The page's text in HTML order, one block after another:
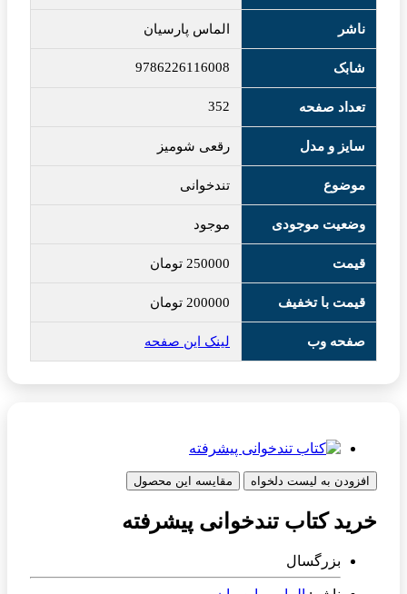
ناشر الماس پارسیان
شابک 9786226116008
تعداد صفحه 352
سایز و مدل رقعی شومیز
موضوع تندخوانی
وضعیت موجودی موجود
قیمت 250000 تومان
قیمت با تخفیف 200000 تومان
صفحه وب لینک این صفحه
افزودن به لیست دلخواه مقایسه این محصول
خرید کتاب تندخوانی پیشرفته
بزرگسال